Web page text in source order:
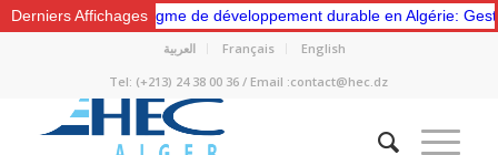
Derniers Affichages
paradigme de développement durable en Algérie: Gestion
العربية Français
English
Tel: (+213) 24 38 00 36 / Email :contact@hec.dz